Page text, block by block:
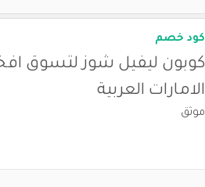
كود خصم
كوبون ليفيل شوز لتسوق
الامارات العربية
موثق